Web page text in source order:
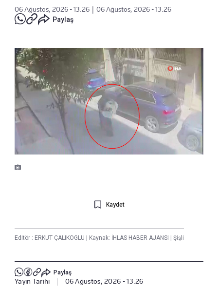
06 Ağustos, 2026 - 13:26 | 06 Ağustos, 2026 - 13:26
Paylaş
Kaydet
Editör : ERKUT ÇALIKOGLU | Kaynak: İHLAS HABER AJANSI | Şişli
Paylaş
Yayın Tarihi 06 Ağustos, 2026 - 13:26